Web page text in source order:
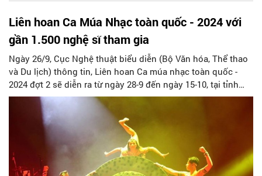
Liên hoan Ca Múa Nhạc toàn quốc - 2024 với
gần 1.500 nghệ sĩ tham gia
Ngày 26/9, Cục Nghệ thuật biểu diễn (Bộ Văn hóa, Thể thao
và Du lịch) thông tin, Liên hoan Ca múa nhạc toàn quốc -
2024 đợt 2 sẽ diễn ra từ ngày 28-9 đến ngày 15-10, tại tỉnh
Bình Dương.